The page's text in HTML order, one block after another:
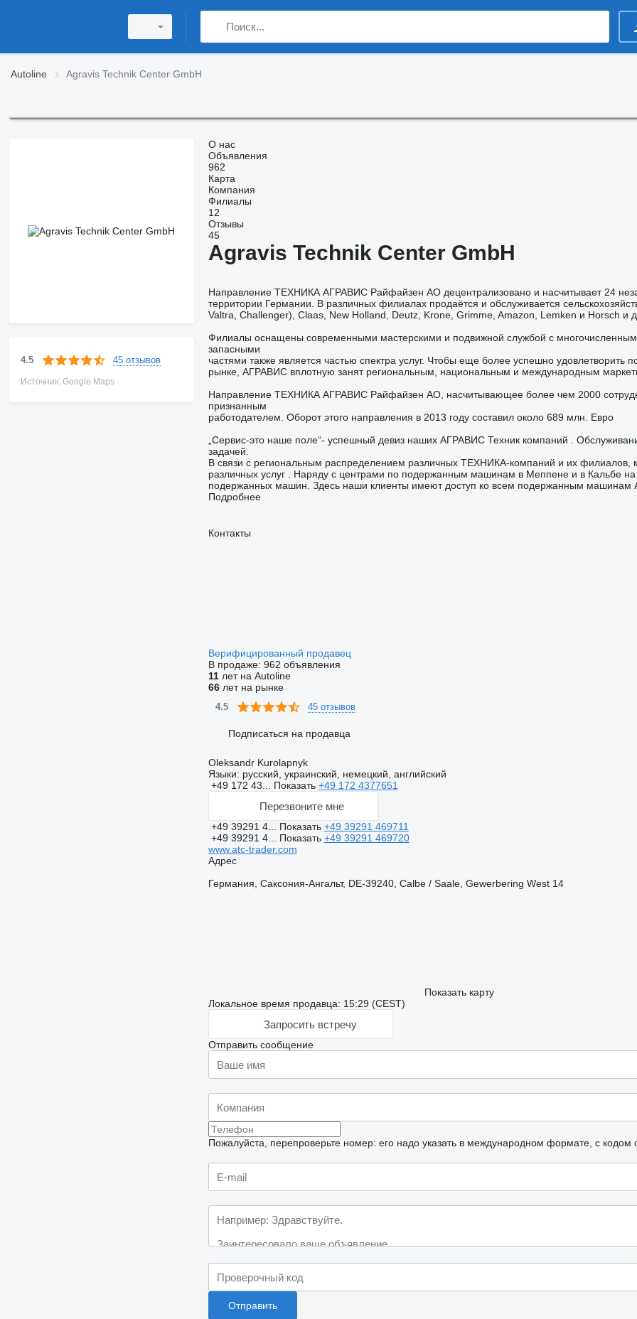
Autoline Agravis Technik Center GmbH
4.5 45 отзывов
Источник: Google Maps
О нас
Объявления
962
Карта
Компания
Филиалы
12
Отзывы
45
Agravis Technik Center GmbH
Направление ТЕХНИКА АГРАВИС Райфайзен АО децентрализовано и насчитывает 24
территории Германии. В различных филиалах продаётся и обслуживается
Valtra, Challenger), Claas, New Holland, Deutz, Krone, Grimme, Amazon, Lemken и Horsch и
Филиалы оснащены современными мастерскими и подвижной службой с
запасными
частями также является частью спектра услуг. Чтобы еще более успешно удовлетворить
рынке, АГРАВИС вплотную занят региональным, национальным и международным
Направление ТЕХНИКА АГРАВИС Райфайзен АО, насчитывающее более чем 2000
признанным
работодателем. Оборот этого направления в 2013 году составил около 689 млн. Евро
„Сервис-это наше поле“- успешный девиз наших АГРАВИС Техник компаний .
задачей.
В связи с региональным распределением различных ТЕХНИКА-компаний и их
различных услуг . Наряду с центрами по подержанным машинам в Меппене и в Кальбе
подержанных машин. Здесь наши клиенты имеют доступ ко всем подержанным машинам
Подробнее
Контакты
Верифицированный продавец
В продаже: 962 объявления
11лет на Autoline
66лет на рынке
4.5 45 отзывов
Подписаться на продавца
Oleksandr Kurolapnyk
Языки: русский, украинский, немецкий, английский
+49 172 43... Показать +49 172 4377651
Перезвоните мне
+49 39291 4... Показать +49 39291 469711
+49 39291 4... Показать +49 39291 469720
www.atc-trader.com
Адрес
Германия, Саксония-Ангальт, DE-39240, Calbe / Saale, Gewerbering West 14
Показать карту
Локальное время продавца: 15:29 (CEST)
Запросить встречу
Отправить сообщение
Пожалуйста, перепроверьте номер: его надо указать в международном формате, с кодом